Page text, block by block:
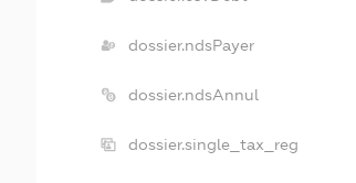
dossier.ndsPayer
dossier.ndsAnnul
dossier.single_tax_reg